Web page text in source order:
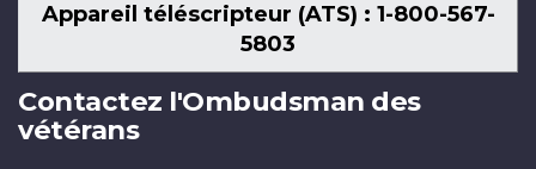
Appareil téléscripteur (ATS) : 1-800-567-
5803
Contactez l'Ombudsman des
vétérans